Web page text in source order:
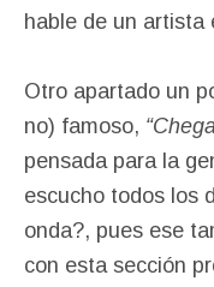
hable de un artista
Otro apartado un
no) famoso,
pensada para la
escucho todos los
onda?, pues ese
con esta sección